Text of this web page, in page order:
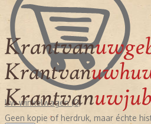
Uw winkelwagen (0)
Geen kopie of herdruk, maar échte